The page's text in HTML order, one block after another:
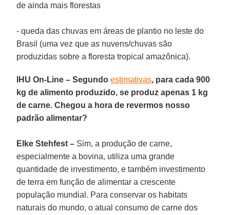
de ainda mais florestas
- queda das chuvas em áreas de plantio no leste do
Brasil (uma vez que as nuvens/chuvas são
produzidas sobre a floresta tropical amazônica).
IHU On-Line – Segundoestimativas, para cada 900
kg de alimento produzido, se produz apenas 1 kg
de carne. Chegou a hora de revermos nosso
padrão alimentar?
Elke Stehfest – Sim, a produção de carne,
especialmente a bovina, utiliza uma grande
quantidade de investimento, e também investimento
de terra em função de alimentar a crescente
população mundial. Para conservar os habitats
naturais do mundo, o atual consumo de carne dos